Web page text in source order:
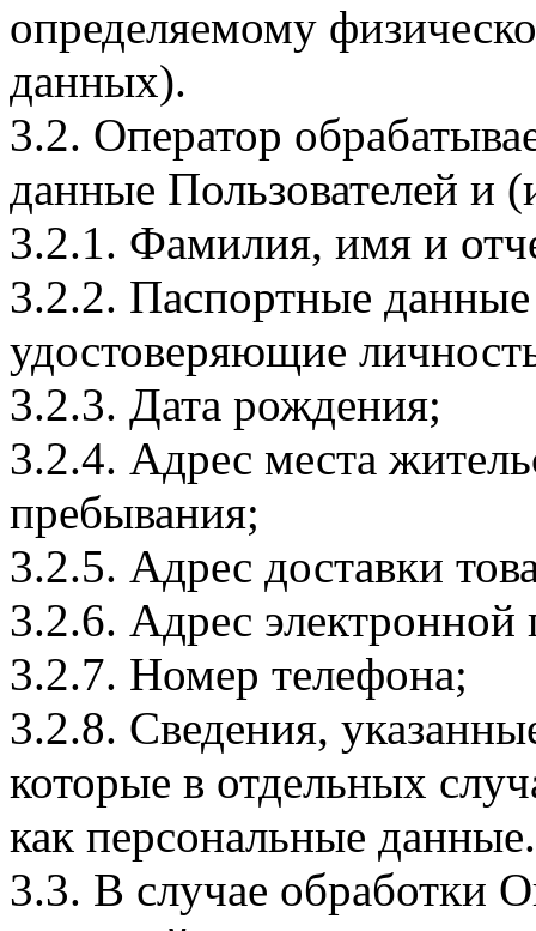
определяемому
данных).
3.2. Оператор
данные Пользователей и
3.2.1. Фамилия, имя и
3.2.2. Паспортные
удостоверяющие
3.2.3. Дата рождения;
3.2.4. Адрес места
пребывания;
3.2.5. Адрес доставки
3.2.6. Адрес электронной
3.2.7. Номер телефона;
3.2.8. Сведения,
которые в отдельных
как персональные данные.
3.3. В случае обработки